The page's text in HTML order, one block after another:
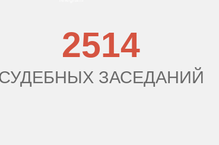
2514
ЗАСЕДАНИЙ